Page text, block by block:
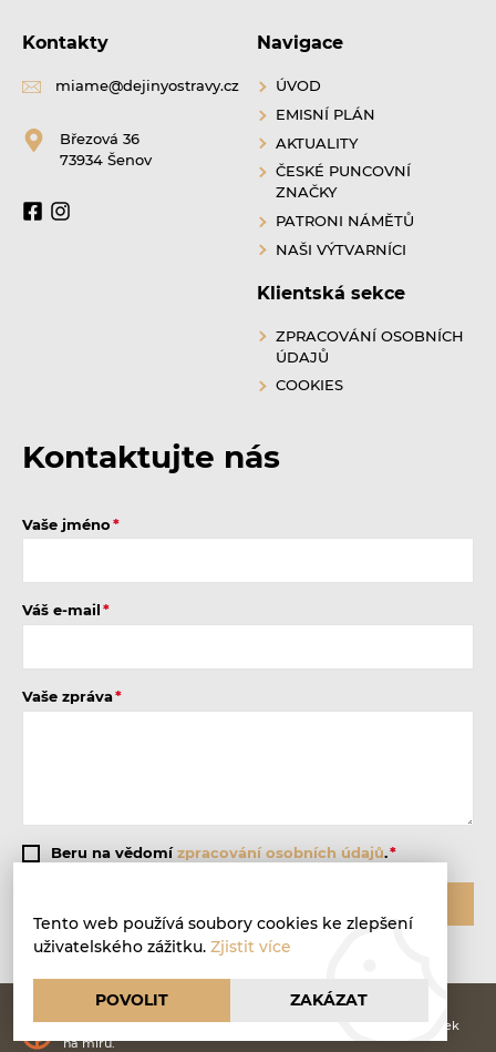
Kontakty
miame@dejinyostravy.cz
Březová 36
73934 Šenov
Navigace
ÚVOD
EMISNÍ PLÁN
AKTUALITY
ČESKÉ PUNCOVNÍ
ZNAČKY
PATRONI NÁMĚTŮ
NAŠI VÝTVARNÍCI
Klientská sekce
ZPRACOVÁNÍ OSOBNÍCH
ÚDAJŮ
COOKIES
Kontaktujte nás
Vaše jméno
Váš e-mail
Vaše zpráva
Beru na vědomízpracování osobních údajů.
DějinyOstravy.cz | © 2026
Webové stránkyvytvořiloPoski.com
Tvorba webových stránek
na míru.
Tento web používá soubory cookies ke zlepšení
uživatelského zážitku. Zjistit více
ZAKÁZAT
POVOLIT